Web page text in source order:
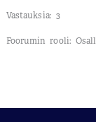
Vastauksia: 3
Foorumin rooli: